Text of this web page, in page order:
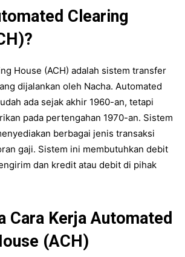
Clearing
House (ACH) adalah sistem transfer
dijalankan oleh Nacha. Automated
ada sejak akhir 1960-an, tetapi
pada pertengahan 1970-an. Sistem
berbagai jenis transaksi
gaji. Sistem ini membutuhkan debit
dan kredit atau debit di pihak
Cara Kerja Automated
(ACH)